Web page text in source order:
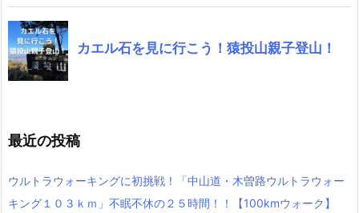
最近の投稿
ウルトラウォーキングに初挑戦！「中山道・木曽路ウルトラウォー
キング１０３ｋｍ」不眠不休の２５時間！！【100kmウォーク】